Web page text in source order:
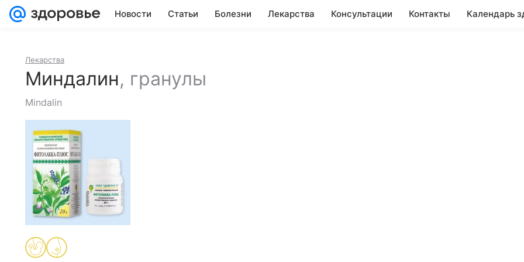
Новости Статьи Болезни Лекарства Консультации Контакты Календарь
Лекарства
Миндалин, гранулы
Mindalin